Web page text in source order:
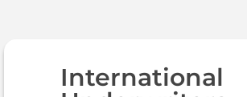
International